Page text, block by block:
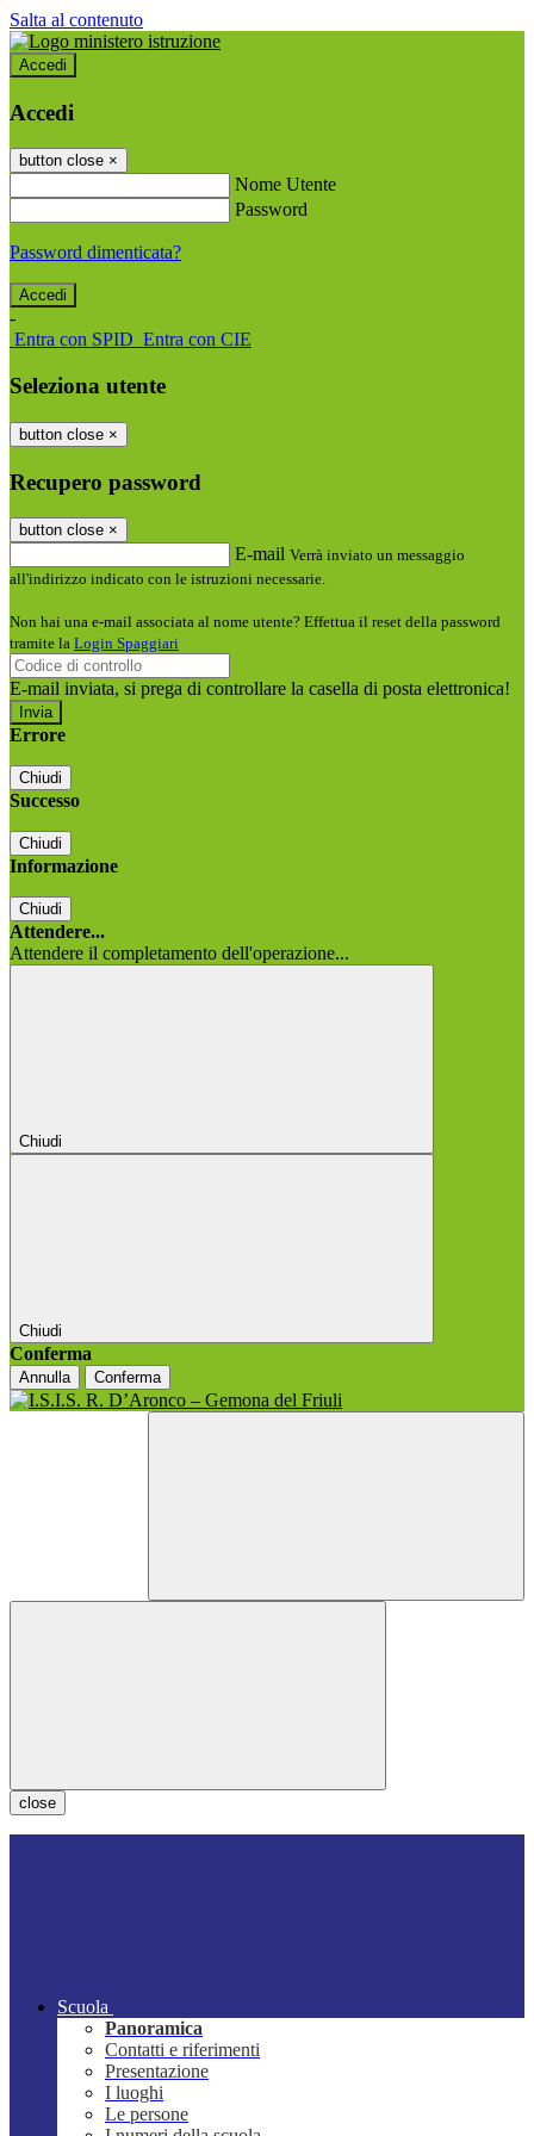
Salta al contenuto
Accedi
Accedi
button close ×
Nome Utente
Password
Password dimenticata?
-
Entra con SPID Entra con CIE
Seleziona utente
button close ×
Recupero password
button close ×
E-mail Verrà inviato un messaggio
all'indirizzo indicato con le istruzioni necessarie.
Non hai una e-mail associata al nome utente? Effettua il reset della password
tramite la Login Spaggiari
E-mail inviata, si prega di controllare la casella di posta elettronica!
Errore
Chiudi
Successo
Chiudi
Informazione
Chiudi
Attendere...
Attendere il completamento dell'operazione...
Chiudi
Chiudi
Conferma
Annulla Conferma
close
Scuola
Panoramica
Contatti e riferimenti
Presentazione
I luoghi
Le persone